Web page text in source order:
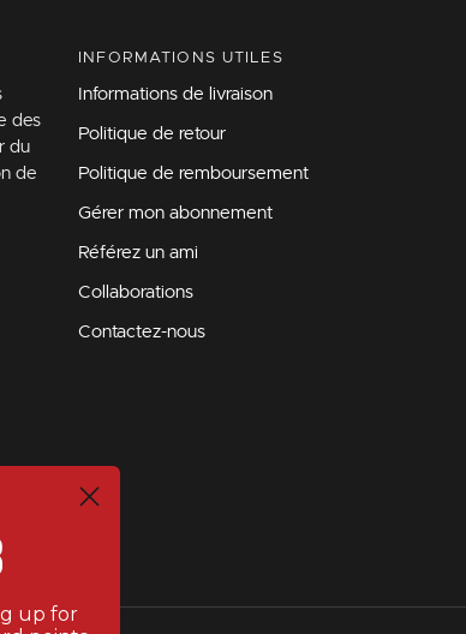
des
du
de
INFORMATIONS UTILES
Informations de livraison
Politique de retour
Politique de remboursement
Gérer mon abonnement
Référez un ami
Collaborations
Contactez-nous
up for